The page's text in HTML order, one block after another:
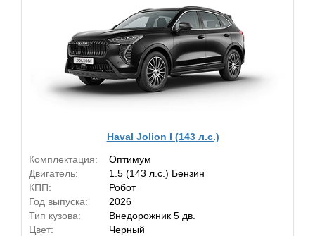
Haval Jolion I (143 л.с.)
Комплектация:
Оптимум
Двигатель:
1.5 (143 л.с.) Бензин
КПП:
Робот
Год выпуска:
2026
Тип кузова:
Внедорожник 5 дв.
Цвет:
Черный